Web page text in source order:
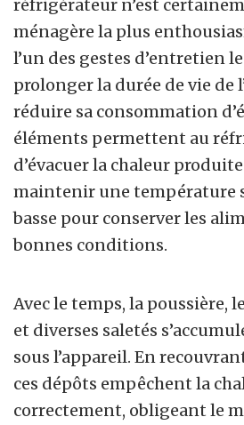
réfrigérateur n’est
ménagère la plus
l’un des gestes d’entretien
prolonger la durée de vie de
réduire sa consommation
éléments permettent au
d’évacuer la chaleur
maintenir une température
basse pour conserver les
bonnes conditions.
Avec le temps, la poussière,
et diverses saletés
sous l’appareil. En
ces dépôts empêchent la
correctement, obligeant le